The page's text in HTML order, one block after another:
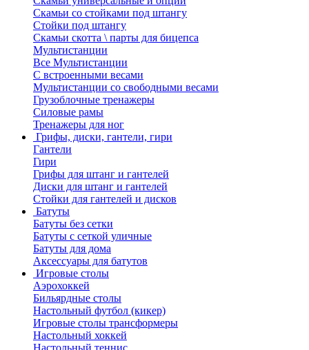
Скамьи со стойками под штангу
Стойки под штангу
Скамьи скотта \ парты для бицепса
Мультистанции
Все Мультистанции
С встроенными весами
Мультистанции со свободными весами
Грузоблочные тренажеры
Силовые рамы
Тренажеры для ног
Грифы, диски, гантели, гири
Гантели
Гири
Грифы для штанг и гантелей
Диски для штанг и гантелей
Стойки для гантелей и дисков
Батуты
Батуты без сетки
Батуты с сеткой уличные
Батуты для дома
Аксессуары для батутов
Игровые столы
Аэрохоккей
Бильярдные столы
Настольный футбол (кикер)
Игровые столы трансформеры
Настольный хоккей
Настольный теннис